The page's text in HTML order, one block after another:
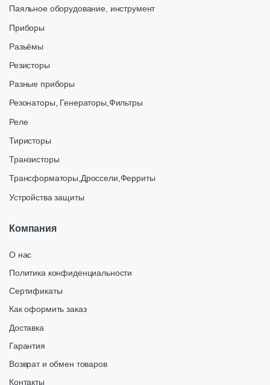
Паяльное оборудование, инструмент
Приборы
Разьёмы
Резисторы
Разные приборы
Резонаторы, Генераторы,Фильтры
Реле
Тиристоры
Транзисторы
Трансформаторы,Дроссели,Ферриты
Устройства защиты
Компания
О нас
Политика конфиденциальности
Сертификаты
Как оформить заказ
Доставка
Гарантия
Возврат и обмен товаров
Контакты